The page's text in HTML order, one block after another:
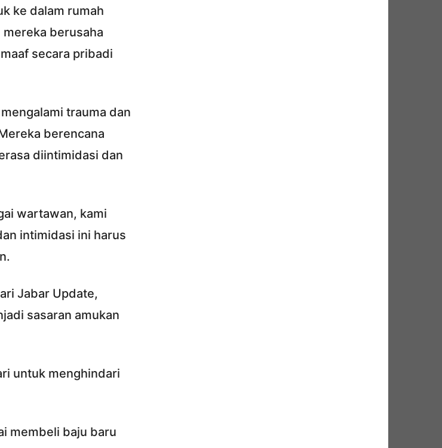
ke dalam rumah
berusaha
secara pribadi
trauma dan
berencana
diintimidasi dan
wartawan, kami
intimidasi ini harus
Jabar Update,
sasaran amukan
untuk menghindari
membeli baju baru